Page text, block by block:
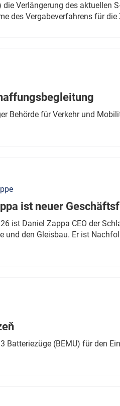
Verlängerung des aktuellen
des Vergabeverfahrens für die
Behörde für Verkehr und
ist neuer
ist Daniel Zappa CEO der
und den Gleisbau. Er ist
Batteriezüge (BEMU) für den